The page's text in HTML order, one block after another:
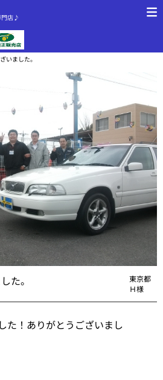
門店♪
いました。
た。
東京都
Ｈ様
た！ありがとうございまし